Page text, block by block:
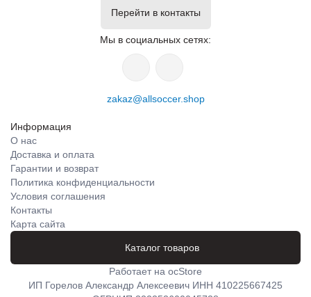
Перейти в контакты
Мы в социальных сетях:
zakaz@allsoccer.shop
Информация
О нас
Доставка и оплата
Гарантии и возврат
Политика конфиденциальности
Условия соглашения
Контакты
Карта сайта
Каталог товаров
Работает на ocStore
ИП Горелов Александр Алексеевич ИНН 410225667425